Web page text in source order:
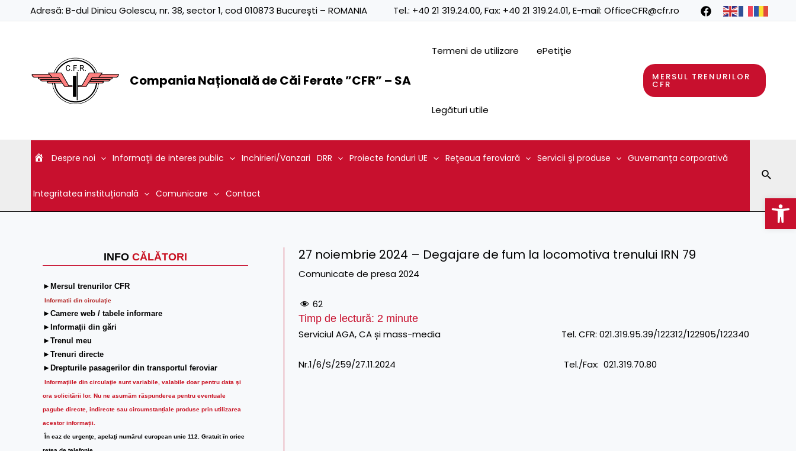
Adresă: B-dul Dinicu Golescu, nr. 38, sector 1, cod 010873 București – ROMANIA Tel.: +40 21 319.24.00, Fax: +40 21 319.24.01, E-mail: OfficeCFR@cfr.ro
Compania Națională de Căi Ferate ”CFR” – SA
Termeni de utilizare ePetiţie
Legături utile
MERSUL TRENURILOR
CFR
Despre noi Informaţii de interes public Inchirieri/Vanzari DRR Proiecte fonduri UE Reţeaua feroviară Servicii şi produse Guvernanţa corporativă
Integritatea instituțională Comunicare Contact
INFO CĂLĂTORI
►Mersul trenurilor CFR
Informatii din circulaţie
►Camere web / tabele informare
►Informaţii din gări
►Trenul meu
►Trenuri directe
►Drepturile pasagerilor din transportul feroviar
Informaţiile din circulaţie sunt variabile, valabile doar pentru data şi
ora solicitării lor. Nu ne asumăm răspunderea pentru eventuale
pagube directe, indirecte sau circumstanțiale produse prin utilizarea
acestor informații.
În caz de urgenţe, apelaţi numărul european unic 112. Gratuit în orice
27 noiembrie 2024 – Degajare de fum la locomotiva trenului IRN 79
Comunicate de presa 2024
62
Timp de lectură: 2 minute
Serviciul AGA, CA și mass-media Tel. CFR: 021.319.95.39/122312/122905/122340
Nr.1/6/S/259/27.11.2024 Tel./Fax: 021.319.70.80